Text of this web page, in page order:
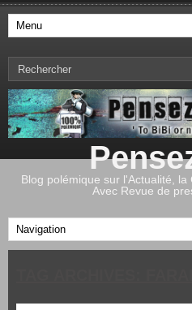
Blog polémique sur l'Actualité, la
Avec Revue de